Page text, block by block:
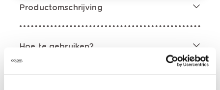
Productomschrijving
Hoe te gebruiken?